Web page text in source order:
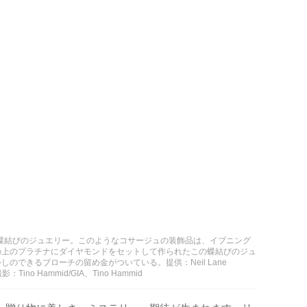
びのジュエリー。このようなコサージュの装飾品は、イブニング
のプラチナにダイヤモンドをセットして作られたこの蝶結びのジュ
のできるブローチの留め金がついている。提供：Neil Lane
：Tino Hammid/GIA、Tino Hammid